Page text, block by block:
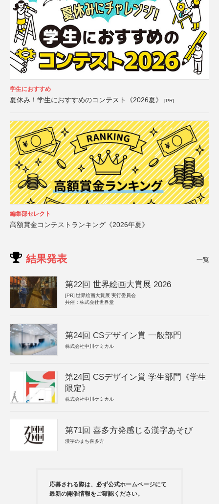
学生におすすめ
夏休み！学生におすすめのコンテスト《2026夏》 [PR]
編集部セレクト
高額賞金コンテストランキング《2026年夏》
結果発表 一覧
第22回 世界絵画大賞展 2026
[PR] 世界絵画大賞展 実行委員会
共催：株式会社世界堂
第24回 CSデザイン賞 一般部門
株式会社中川ケミカル
第24回 CSデザイン賞 学生部門《学生
限定》
株式会社中川ケミカル
第71回 喜多方発感じる漢字あそび
漢字のまち喜多方
応募される際は、必ず公式ホームページにて
最新の開催情報をご確認ください。